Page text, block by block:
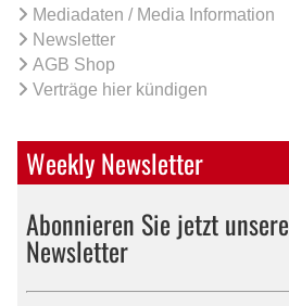
Mediadaten / Media Information
Newsletter
AGB Shop
Verträge hier kündigen
Weekly Newsletter
Abonnieren Sie jetzt
Newsletter